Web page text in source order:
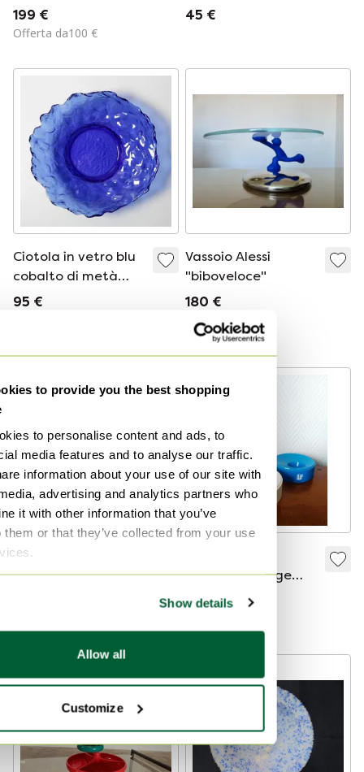
to provide you the best shopping
to personalise content and ads, to
media features and to analyse our traffic.
information about your use of our site with
advertising and analytics partners who
it with other information that you’ve
them or that they’ve collected from your use
Show details
Allow all
Customize
policroma dipinta a
mano Flora Delft,
199 €
Offerta da100 €
secolo / Fruttiera in
45 €
Ciotola in vetro blu
cobalto di metà
secolo, realizzata
/ anni '70
95 €
Vassoio Alessi
"biboveloce"
180 €
Curato
- 41%
Posacenere Kristal
Unie - Max
plastica vintage
anni '70
25 €